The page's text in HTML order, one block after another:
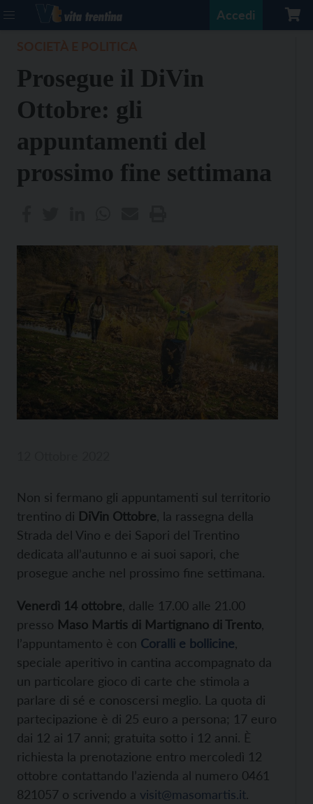
Accedi
Prosegue il DiVin
Ottobre: gli
appuntamenti del
prossimo fine settimana
Non si fermano gli appuntamenti sul territorio
trentino di DiVin Ottobre , la rassegna della
Strada del Vino e dei Sapori del Trentino
dedicata all’autunno e ai suoi sapori, che
prosegue anche nel prossimo fine settimana.
Venerdì 14 ottobre , dalle 17.00 alle 21.00
presso Maso Martis di Martignano di Trento
l’appuntamento è con Coralli e bollicine
speciale aperitivo in cantina accompagnato da
un particolare gioco di carte che stimola a
parlare di sé e conoscersi meglio. La quota di
partecipazione è di 25 euro a persona; 17 euro
dai 12 ai 17 anni; gratuita sotto i 12 anni. È
richiesta la prenotazione entro mercoledì 12
ottobre contattando l’azienda al numero 0461
821057 o scrivendo a visit@masomartis.it.